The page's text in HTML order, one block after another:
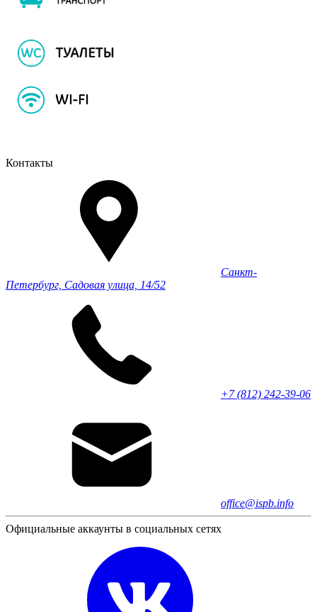
Контакты
Санкт-
Петербург, Садовая улица, 14/52
+7 (812) 242-39-06
office@ispb.info
Официальные аккаунты в социальных сетях